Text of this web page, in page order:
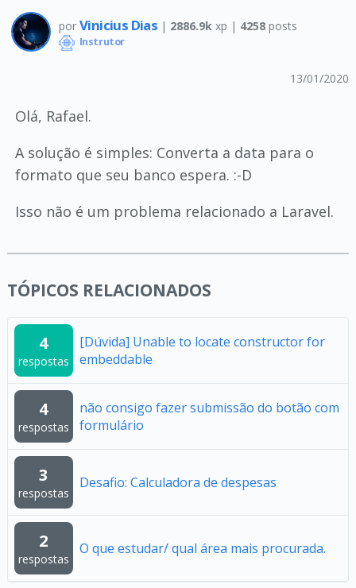
por Vinicius Dias | 2886.9k xp | 4258posts
Instrutor
13/01/2020
Olá, Rafael.
A solução é simples: Converta a data para o
formato que seu banco espera. :-D
Isso não é um problema relacionado a Laravel.
TÓPICOS RELACIONADOS
4
respostas
[Dúvida] Unable to locate constructor for
embeddable
4
respostas
não consigo fazer submissão do botão com
formulário
3
respostas
Desafio: Calculadora de despesas
2
respostas
O que estudar/ qual área mais procurada.